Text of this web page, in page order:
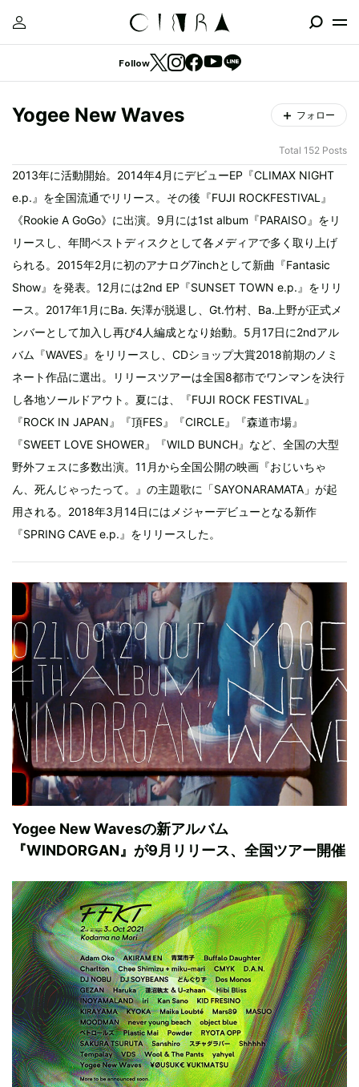
Follow
Yogee New Waves フォロー
Total 152 Posts
2013年に活動開始。2014年4月にデビューEP『CLIMAX NIGHT
e.p.』を全国流通でリリース。その後『FUJI ROCKFESTIVAL』
《Rookie A GoGo》に出演。9月には1st album『PARAISO』をリ
リースし、年間ベストディスクとして各メディアで多く取り上げ
られる。2015年2月に初のアナログ7inchとして新曲『Fantasic
Show』を発表。12月には2nd EP『SUNSET TOWN e.p.』をリリ
ース。2017年1月にBa. 矢澤が脱退し、Gt.竹村、Ba.上野が正式メ
ンバーとして加入し再び4人編成となり始動。5月17日に2ndアル
バム『WAVES』をリリースし、CDショップ大賞2018前期のノミ
ネート作品に選出。リリースツアーは全国8都市でワンマンを決行
し各地ソールドアウト。夏には、『FUJI ROCK FESTIVAL』
『ROCK IN JAPAN』『頂FES』『CIRCLE』『森道市場』
『SWEET LOVE SHOWER』『WILD BUNCH』など、全国の大型
野外フェスに多数出演。11月から全国公開の映画『おじいちゃ
ん、死んじゃったって。』の主題歌に「SAYONARAMATA」が起
用される。2018年3月14日にはメジャーデビューとなる新作
『SPRING CAVE e.p.』をリリースした。
Yogee New Wavesの新アルバム
『WINDORGAN』が9月リリース、全国ツアー開催